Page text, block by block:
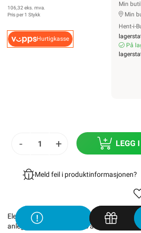
106,32 eks. mva.
Pris per 1 Stykk
Hurtigkasse
Min
Min
Hent-i-
På
- + LEGG
Meld feil i produktinformasjonen?
Elektrisk materiell beregnet på å kunne
anlegg, kan kun installeres av en registrert